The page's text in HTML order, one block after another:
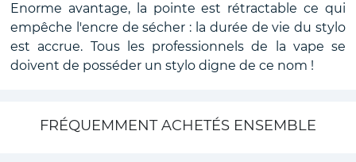
Enorme avantage, la pointe est rétractable ce qui
empêche l'encre de sécher : la durée de vie du stylo
est accrue. Tous les professionnels de la vape se
doivent de posséder un stylo digne de ce nom !
FRÉQUEMMENT ACHETÉS ENSEMBLE